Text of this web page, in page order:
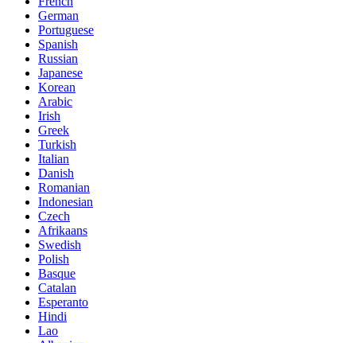
German
Portuguese
Spanish
Russian
Japanese
Korean
Arabic
Irish
Greek
Turkish
Italian
Danish
Romanian
Indonesian
Czech
Afrikaans
Swedish
Polish
Basque
Catalan
Esperanto
Hindi
Lao